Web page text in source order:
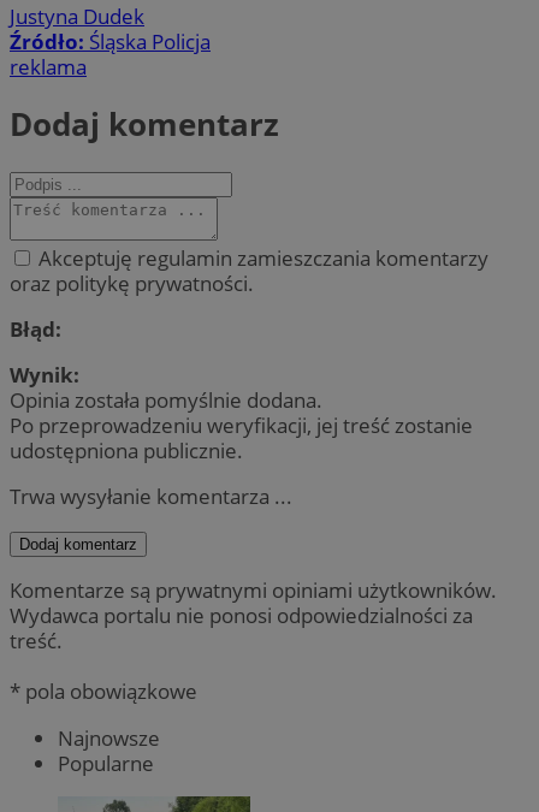
Justyna Dudek
Źródło: Śląska Policja
reklama
Dodaj komentarz
Akceptuję regulamin zamieszczania komentarzy
oraz politykę prywatności.
Błąd:
Wynik:
Opinia została pomyślnie dodana.
Po przeprowadzeniu weryfikacji, jej treść zostanie
udostępniona publicznie.
Trwa wysyłanie komentarza ...
Dodaj komentarz
Komentarze są prywatnymi opiniami użytkowników.
Wydawca portalu nie ponosi odpowiedzialności za
treść.
* pola obowiązkowe
Najnowsze
Popularne